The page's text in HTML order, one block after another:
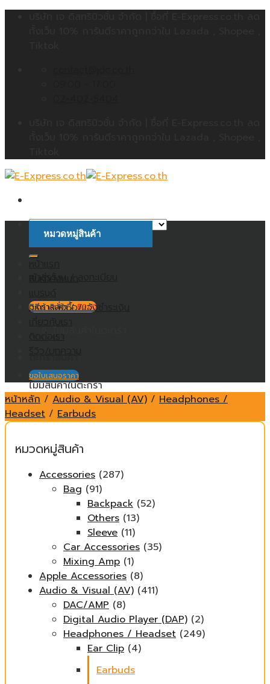
ค้นหา:
ตะกร้าสินค้า /฿0.00
ไม่มีสินค้าในตะกร้า
หมวดหมู่สินค้า
วิธีการสั่งซื้อ/แจ้งชำระเงิน
ติดต่อเรา
ขอใบเสนอราคา
หน้าหลัก / Audio & Visual (AV) / Headphones /
Headset / Earbuds
หมวดหมู่สินค้า
Accessories (287)
Bag (91)
Backpack (52)
Others (13)
Sleeve (11)
Car Accessories (35)
Mixing Amp (1)
Apple Accessories (8)
Audio & Visual (AV) (411)
DAC/AMP (8)
Digital Audio Player (DAP) (2)
Headphones / Headset (249)
Ear Clip (4)
Earbuds